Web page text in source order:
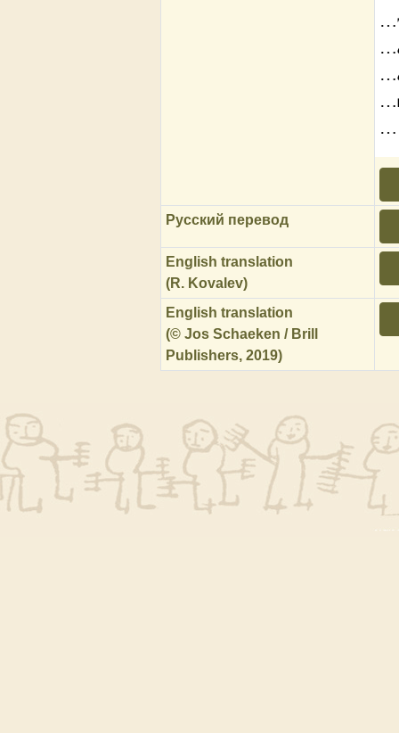
…
Русский перевод
English translation
(R. Kovalev)
English translation
(© Jos Schaeken / Brill
Publishers, 2019)